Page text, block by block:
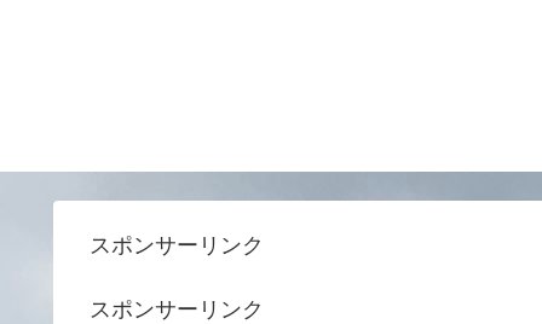
スポンサーリンク
スポンサーリンク